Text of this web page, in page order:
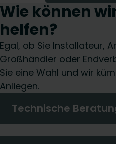
Wie können
helfen?
Egal, ob Sie Installateur,
Großhändler oder
Sie eine Wahl und wir
Anliegen.
Technische